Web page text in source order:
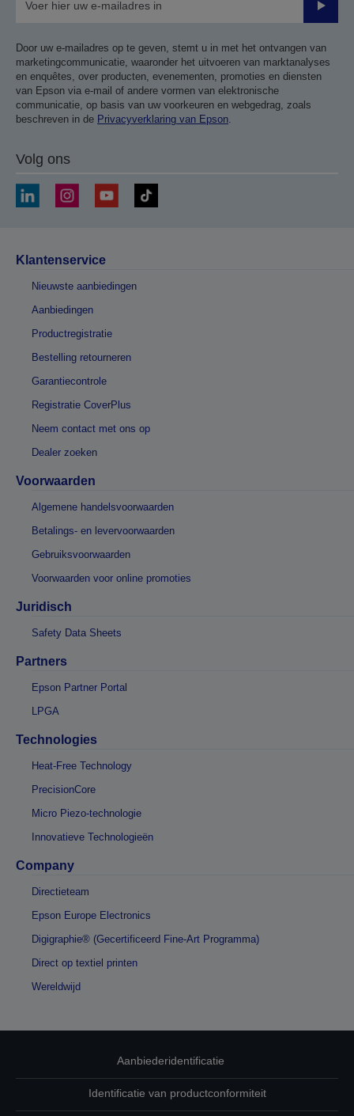
Door uw e-mailadres op te geven, stemt u in met het ontvangen van
marketingcommunicatie, waaronder het uitvoeren van marktanalyses
en enquêtes, over producten, evenementen, promoties en diensten
van Epson via e-mail of andere vormen van elektronische
communicatie, op basis van uw voorkeuren en webgedrag, zoals
beschreven in de Privacyverklaring van Epson.
Volg ons
Klantenservice
Nieuwste aanbiedingen
Aanbiedingen
Productregistratie
Bestelling retourneren
Garantiecontrole
Registratie CoverPlus
Neem contact met ons op
Dealer zoeken
Voorwaarden
Algemene handelsvoorwaarden
Betalings- en levervoorwaarden
Gebruiksvoorwaarden
Voorwaarden voor online promoties
Juridisch
Safety Data Sheets
Partners
Epson Partner Portal
LPGA
Technologies
Heat-Free Technology
PrecisionCore
Micro Piezo-technologie
Innovatieve Technologieën
Company
Directieteam
Epson Europe Electronics
Digigraphie® (Gecertificeerd Fine-Art Programma)
Direct op textiel printen
Wereldwijd
Aanbiederidentificatie
Identificatie van productconformiteit